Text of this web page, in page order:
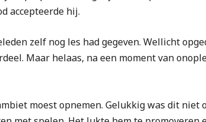
accepteerde hij.
zelf nog les had gegeven. Wellicht
Maar helaas, na een moment van
moest opnemen. Gelukkig was dit niet